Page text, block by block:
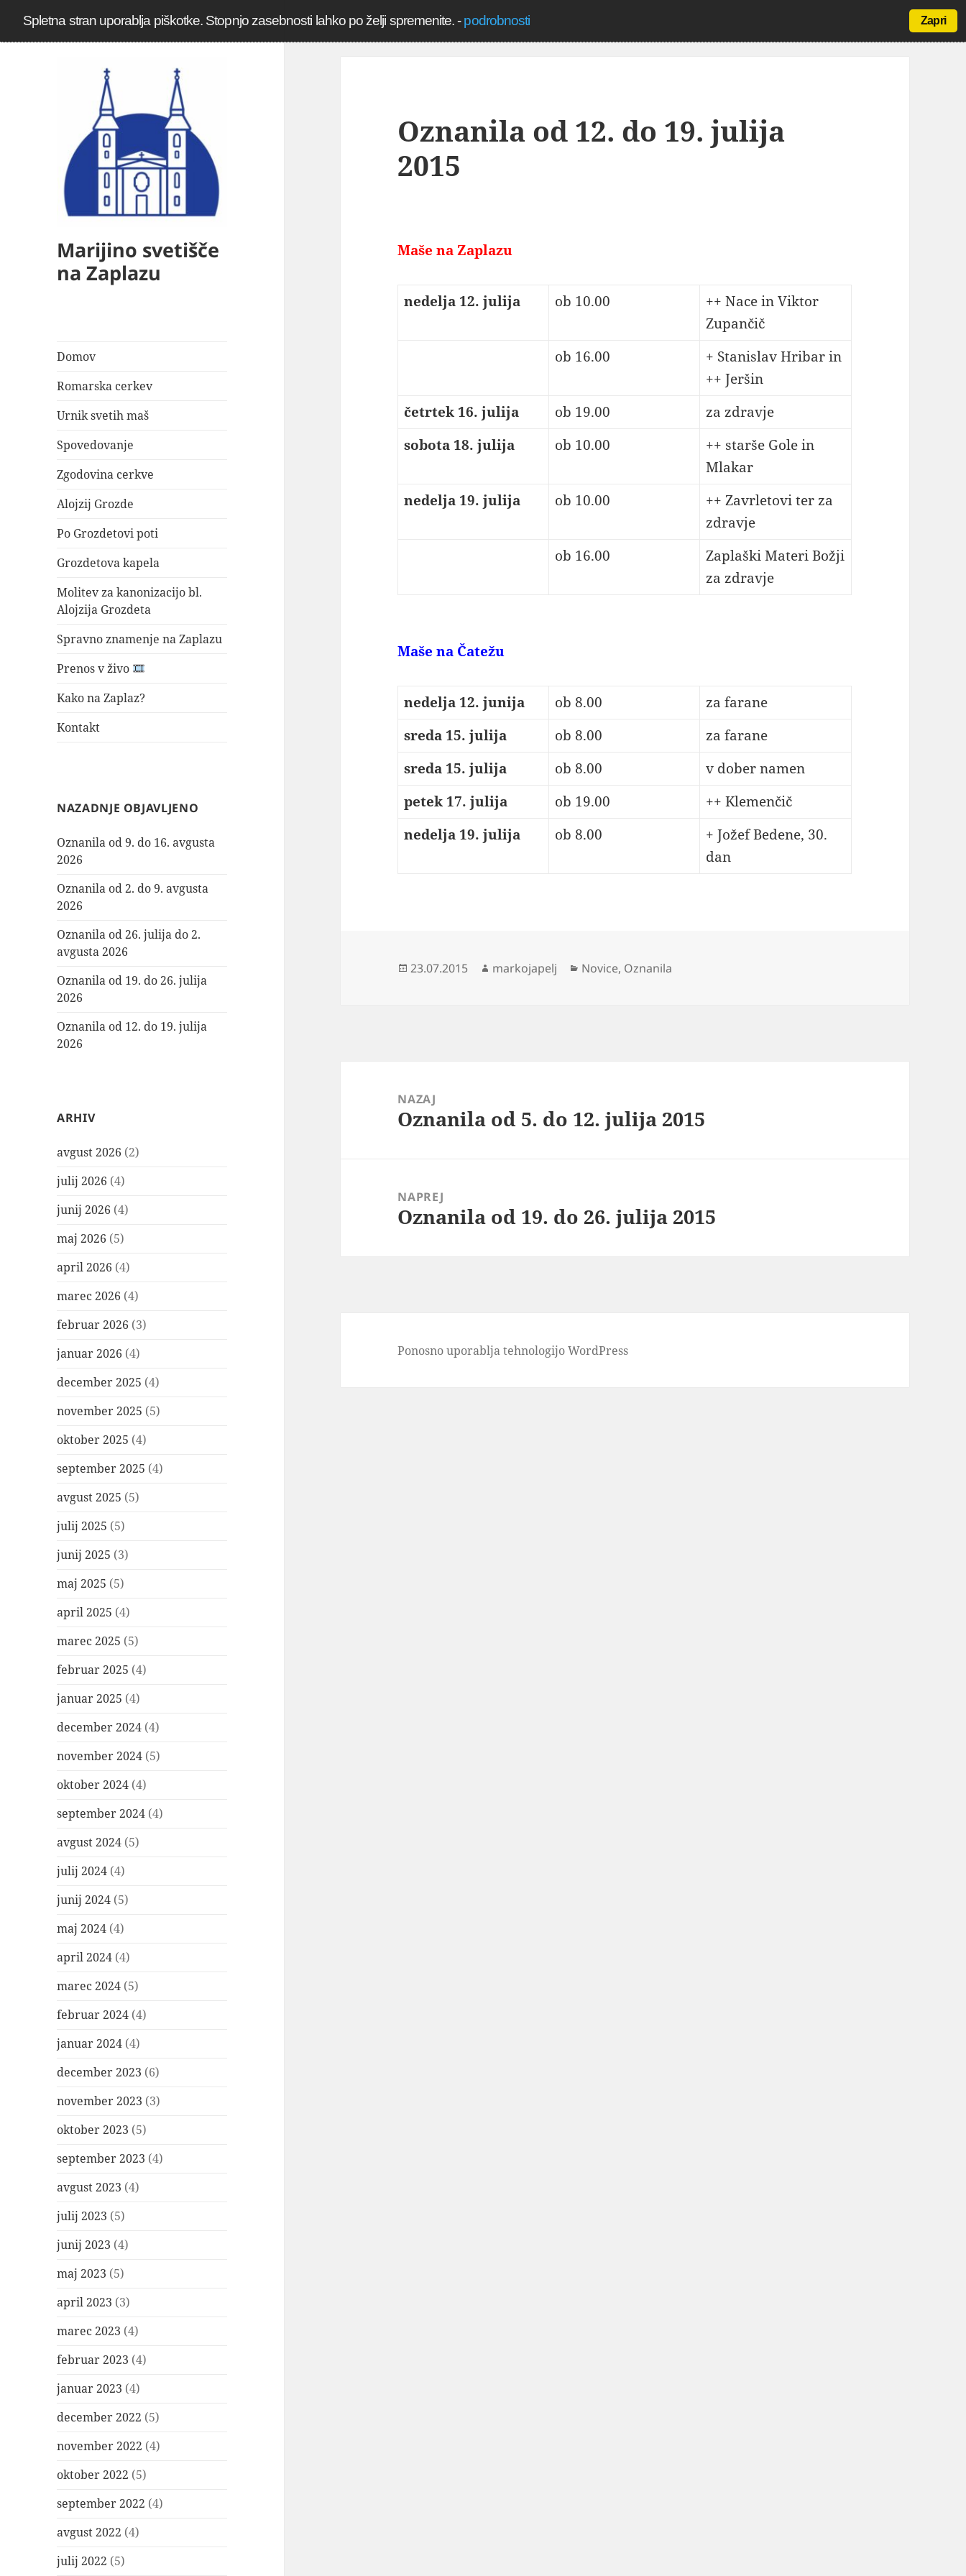
Spletna stran uporablja piškotke. Stopnjo zasebnosti lahko po želji spremenite.-podrobnosti Zapri
Marijino svetišče
na Zaplazu
Domov
Romarska cerkev
Urnik svetih maš
Spovedovanje
Zgodovina cerkve
Alojzij Grozde
Po Grozdetovi poti
Grozdetova kapela
Molitev za kanonizacijo bl.
Alojzija Grozdeta
Spravno znamenje na Zaplazu
Prenos v živo
Kako na Zaplaz?
Kontakt
NAZADNJE OBJAVLJENO
Oznanila od 9. do 16. avgusta
2026
Oznanila od 2. do 9. avgusta
2026
Oznanila od 26. julija do 2.
avgusta 2026
Oznanila od 19. do 26. julija
2026
Oznanila od 12. do 19. julija
2026
ARHIV
avgust 2026 (2)
julij 2026 (4)
junij 2026 (4)
maj 2026 (5)
april 2026 (4)
marec 2026 (4)
februar 2026 (3)
januar 2026 (4)
december 2025 (4)
november 2025 (5)
oktober 2025 (4)
september 2025 (4)
avgust 2025 (5)
julij 2025 (5)
junij 2025 (3)
maj 2025 (5)
april 2025 (4)
marec 2025 (5)
februar 2025 (4)
januar 2025 (4)
december 2024 (4)
november 2024 (5)
oktober 2024 (4)
september 2024 (4)
avgust 2024 (5)
julij 2024 (4)
junij 2024 (5)
maj 2024 (4)
april 2024 (4)
marec 2024 (5)
februar 2024 (4)
januar 2024 (4)
december 2023 (6)
november 2023 (3)
oktober 2023 (5)
september 2023 (4)
avgust 2023 (4)
julij 2023 (5)
junij 2023 (4)
maj 2023 (5)
april 2023 (3)
marec 2023 (4)
februar 2023 (4)
januar 2023 (4)
december 2022 (5)
november 2022 (4)
oktober 2022 (5)
september 2022 (4)
avgust 2022 (4)
julij 2022 (5)
Oznanila od 12. do 19. julija
2015
Maše na Zaplazu
nedelja 12. julija ob 10.00
++ Nace in Viktor
Zupančič
ob 16.00
+ Stanislav Hribar in
++ Jeršin
četrtek 16. julija
ob 19.00
za zdravje
sobota 18. julija
ob 10.00
++ starše Gole in
Mlakar
nedelja 19. julija
ob 10.00
++ Zavrletovi ter za
zdravje
ob 16.00
Zaplaški Materi Božji
za zdravje
Maše na Čatežu
nedelja 12. junija ob 8.00
za farane
sreda 15. julija
ob 8.00
za farane
sreda 15. julija
ob 8.00
v dober namen
petek 17. julija
ob 19.00
++ Klemenčič
nedelja 19. julija
ob 8.00
+ Jožef Bedene, 30.
dan
Objavljeno
23.07.2015 Avtor
markojapelj Kategorije
Novice, Oznanila
prispevkaNAZAJ
Prejšnji
Oznanila od 5. do 12. julija 2015
NAPREJ
Naslednji
Oznanila od 19. do 26. julija 2015
Ponosno uporablja tehnologijo WordPress